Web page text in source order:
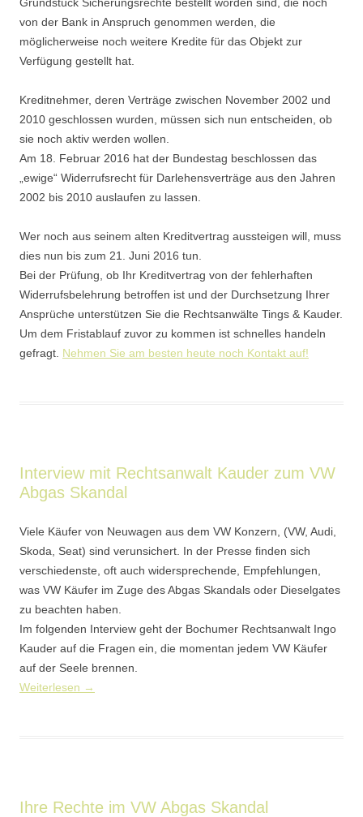
von der Bank in Anspruch genommen werden, die
möglicherweise noch weitere Kredite für das Objekt zur
Verfügung gestellt hat.
Kreditnehmer, deren Verträge zwischen November 2002 und
2010 geschlossen wurden, müssen sich nun entscheiden, ob
sie noch aktiv werden wollen.
Am 18. Februar 2016 hat der Bundestag beschlossen das
„ewige“ Widerrufsrecht für Darlehensverträge aus den Jahren
2002 bis 2010 auslaufen zu lassen.
Wer noch aus seinem alten Kreditvertrag aussteigen will, muss
dies nun bis zum 21. Juni 2016 tun.
Bei der Prüfung, ob Ihr Kreditvertrag von der fehlerhaften
Widerrufsbelehrung betroffen ist und der Durchsetzung Ihrer
Ansprüche unterstützen Sie die Rechtsanwälte Tings & Kauder.
Um dem Fristablauf zuvor zu kommen ist schnelles handeln
gefragt. Nehmen Sie am besten heute noch Kontakt auf!
Interview mit Rechtsanwalt Kauder zum VW
Abgas Skandal
Viele Käufer von Neuwagen aus dem VW Konzern, (VW, Audi,
Skoda, Seat) sind verunsichert. In der Presse finden sich
verschiedenste, oft auch widersprechende, Empfehlungen,
was VW Käufer im Zuge des Abgas Skandals oder Dieselgates
zu beachten haben.
Im folgenden Interview geht der Bochumer Rechtsanwalt Ingo
Kauder auf die Fragen ein, die momentan jedem VW Käufer
auf der Seele brennen.
Weiterlesen →
Ihre Rechte im VW Abgas Skandal